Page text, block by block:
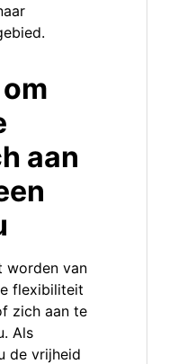
aan
worden van
flexibiliteit
zich aan te
Als
de vrijheid